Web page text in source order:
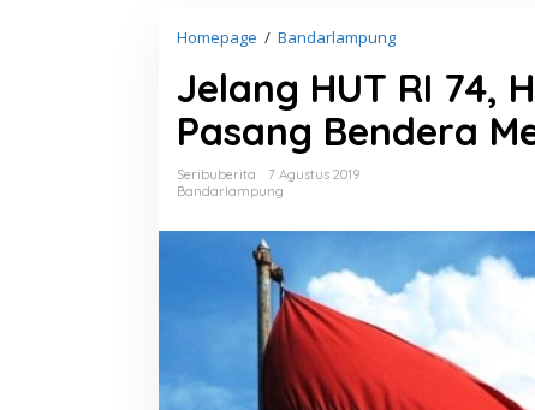
Homepage / Bandarlampung
a
n
g
R
4
H
m
Jelang HUT RI 74,
Pasang Bendera
Seribuberita
7 Agustus 2019
Bandarlampung